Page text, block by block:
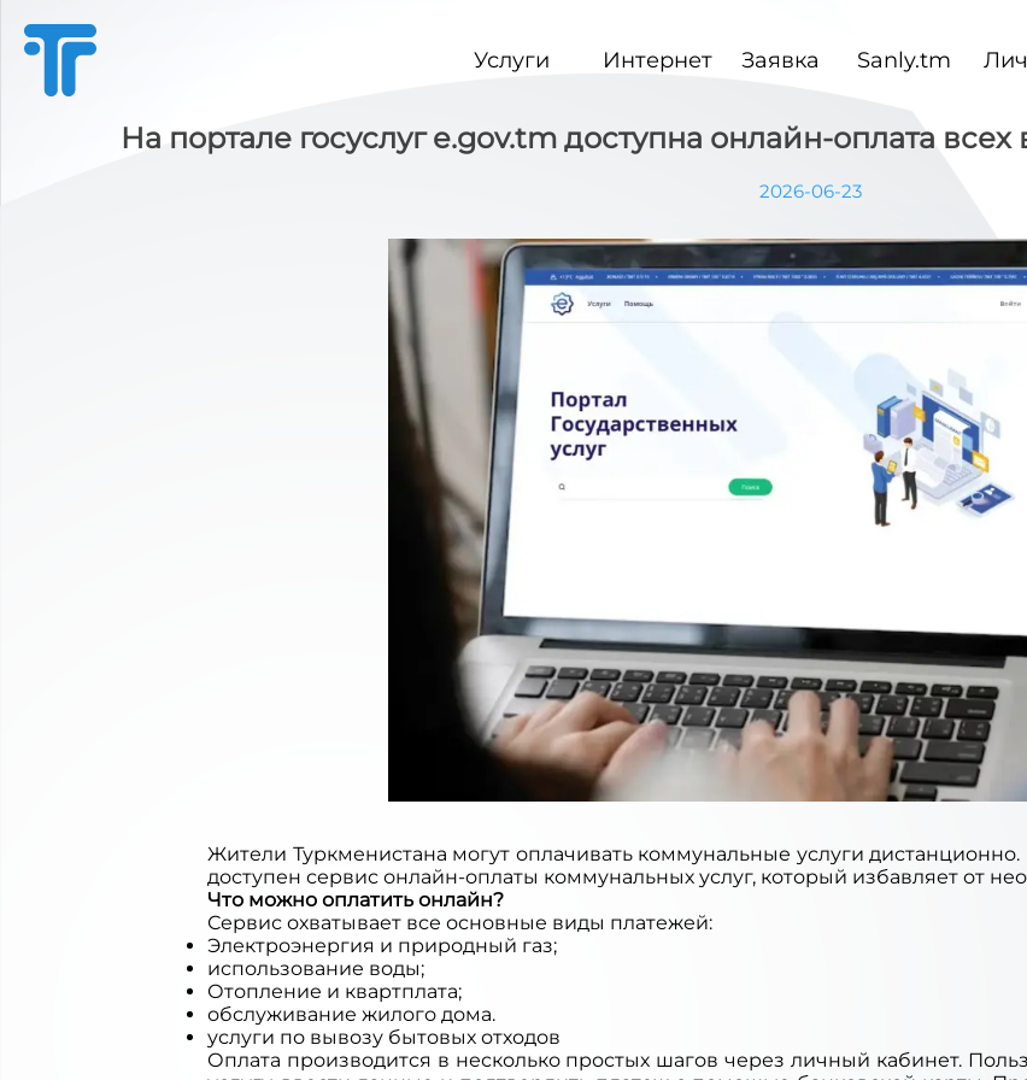
Услуги Интернет Заявка Sanly.tm
На портале госуслуг e.gov.tm доступна онлайн-оплата
2026-06-23
Жители Туркменистана могут оплачивать коммунальные услуги
доступен сервис онлайн-оплаты коммунальных услуг, который избавляет от
Что можно оплатить онлайн?
Сервис охватывает все основные виды платежей:
Электроэнергия и природный газ;
использование воды;
Отопление и квартплата;
обслуживание жилого дома.
услуги по вывозу бытовых отходов
Оплата производится в несколько простых шагов через личный кабинет.